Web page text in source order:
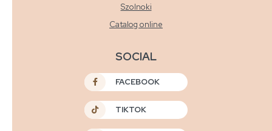
Szolnoki
Catalog online
SOCIAL
FACEBOOK
TIKTOK